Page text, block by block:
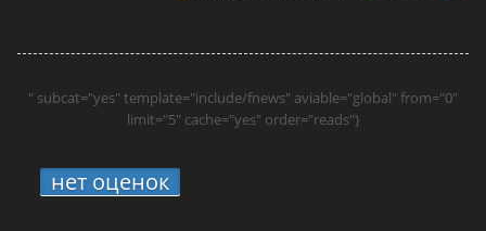
" subcat="yes" template="include/fnews" aviable="global" from="0"
limit="5" cache="yes" order="reads"}
нет оценок